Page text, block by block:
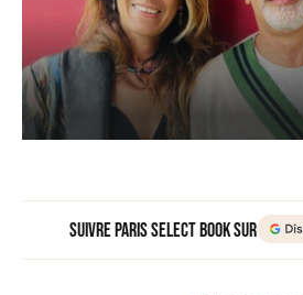
Suivre Paris Select Book sur